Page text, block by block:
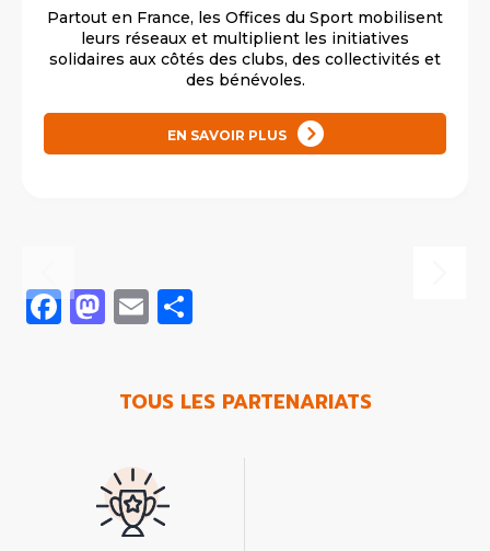
Partout en France, les Offices du Sport mobilisent
leurs réseaux et multiplient les initiatives
solidaires aux côtés des clubs, des collectivités et
des bénévoles.
EN SAVOIR PLUS
Facebook
Mastodon
Email
TOUS LES PARTENARIATS